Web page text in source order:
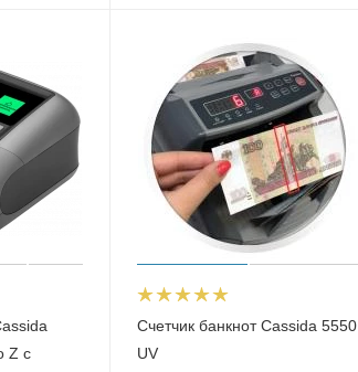
Z с
Счетчик банкнот Cassida 5550
UV